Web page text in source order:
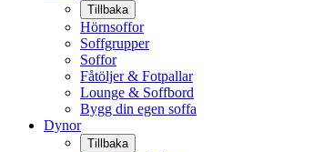
Tillbaka
Hörnsoffor
Soffgrupper
Soffor
Fåtöljer & Fotpallar
Lounge & Soffbord
Bygg din egen soffa
Dynor
Tillbaka